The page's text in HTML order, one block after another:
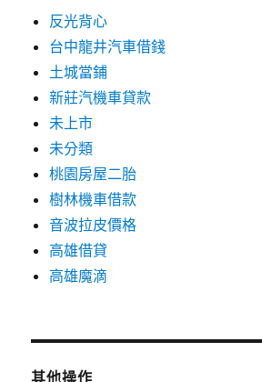
反光背心
台中龍井汽車借錢
土城當鋪
新莊汽機車貸款
未上市
未分類
桃園房屋二胎
樹林機車借款
音波拉皮價格
高雄借貸
高雄魔滴
其他操作